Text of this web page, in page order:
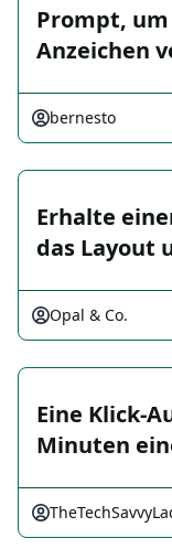
Prompt,
Anzeichen
bernesto
Erhalte
das Layout
Opal & Co.
Eine Klick-
Minuten